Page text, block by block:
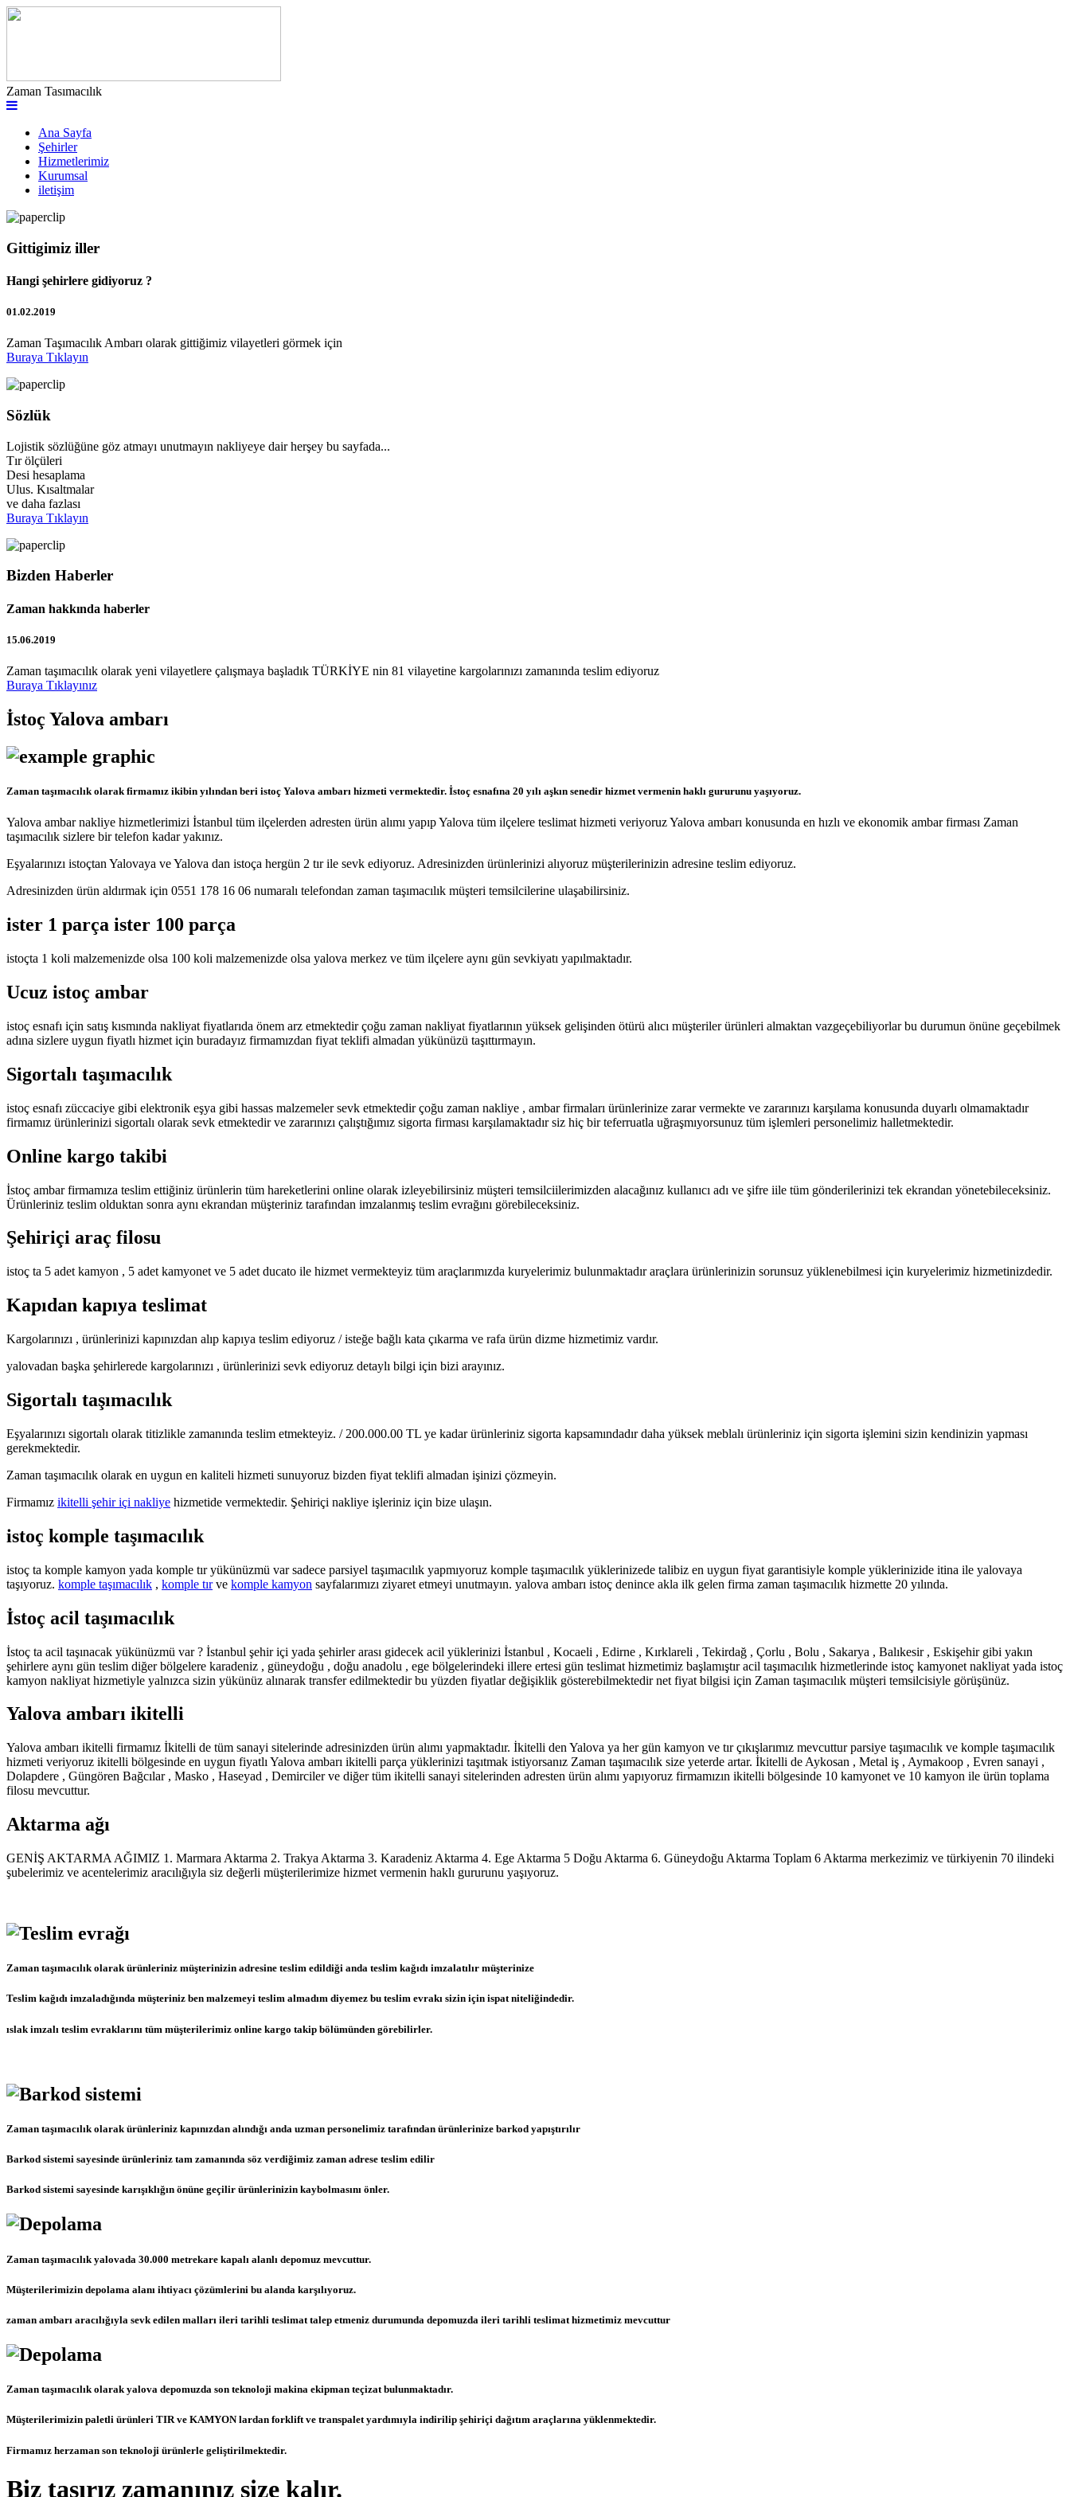
Zaman Tasımacılık
Ana Sayfa
Şehirler
Hizmetlerimiz
Kurumsal
iletişim
Gittigimiz iller
Hangi şehirlere gidiyoruz ?
01.02.2019
Zaman Taşımacılık Ambarı olarak gittiğimiz vilayetleri görmek için
Buraya Tıklayın
Sözlük
Lojistik sözlüğüne göz atmayı unutmayın nakliyeye dair herşey bu sayfada...
Tır ölçüleri
Desi hesaplama
Ulus. Kısaltmalar
ve daha fazlası
Buraya Tıklayın
Bizden Haberler
Zaman hakkında haberler
15.06.2019
Zaman taşımacılık olarak yeni vilayetlere çalışmaya başladık TÜRKİYE nin 81 vilayetine kargolarınızı zamanında teslim ediyoruz
Buraya Tıklayınız
İstoç Yalova ambarı
Zaman taşımacılık olarak firmamız ikibin yılından beri istoç Yalova ambarı hizmeti vermektedir. İstoç esnafına 20 yılı aşkın senedir hizmet vermenin haklı gururunu yaşıyoruz.
Yalova ambar nakliye hizmetlerimizi İstanbul tüm ilçelerden adresten ürün alımı yapıp Yalova tüm ilçelere teslimat hizmeti veriyoruz Yalova ambarı konusunda en hızlı ve ekonomik ambar firması Zaman
taşımacılık sizlere bir telefon kadar yakınız.
Eşyalarınızı istoçtan Yalovaya ve Yalova dan istoça hergün 2 tır ile sevk ediyoruz. Adresinizden ürünlerinizi alıyoruz müşterilerinizin adresine teslim ediyoruz.
Adresinizden ürün aldırmak için 0551 178 16 06 numaralı telefondan zaman taşımacılık müşteri temsilcilerine ulaşabilirsiniz.
ister 1 parça ister 100 parça
istoçta 1 koli malzemenizde olsa 100 koli malzemenizde olsa yalova merkez ve tüm ilçelere aynı gün sevkiyatı yapılmaktadır.
Ucuz istoç ambar
istoç esnafı için satış kısmında nakliyat fiyatlarıda önem arz etmektedir çoğu zaman nakliyat fiyatlarının yüksek gelişinden ötürü alıcı müşteriler ürünleri almaktan vazgeçebiliyorlar bu durumun önüne geçebilmek
adına sizlere uygun fiyatlı hizmet için buradayız firmamızdan fiyat teklifi almadan yükünüzü taşıttırmayın.
Sigortalı taşımacılık
istoç esnafı züccaciye gibi elektronik eşya gibi hassas malzemeler sevk etmektedir çoğu zaman nakliye , ambar firmaları ürünlerinize zarar vermekte ve zararınızı karşılama konusunda duyarlı olmamaktadır
firmamız ürünlerinizi sigortalı olarak sevk etmektedir ve zararınızı çalıştığımız sigorta firması karşılamaktadır siz hiç bir teferruatla uğraşmıyorsunuz tüm işlemleri personelimiz halletmektedir.
Online kargo takibi
İstoç ambar firmamıza teslim ettiğiniz ürünlerin tüm hareketlerini online olarak izleyebilirsiniz müşteri temsilciilerimizden alacağınız kullanıcı adı ve şifre iile tüm gönderilerinizi tek ekrandan yönetebileceksiniz.
Ürünleriniz teslim olduktan sonra aynı ekrandan müşteriniz tarafından imzalanmış teslim evrağını görebileceksiniz.
Şehiriçi araç filosu
istoç ta 5 adet kamyon , 5 adet kamyonet ve 5 adet ducato ile hizmet vermekteyiz tüm araçlarımızda kuryelerimiz bulunmaktadır araçlara ürünlerinizin sorunsuz yüklenebilmesi için kuryelerimiz hizmetinizdedir.
Kapıdan kapıya teslimat
Kargolarınızı , ürünlerinizi kapınızdan alıp kapıya teslim ediyoruz / isteğe bağlı kata çıkarma ve rafa ürün dizme hizmetimiz vardır.
yalovadan başka şehirlerede kargolarınızı , ürünlerinizi sevk ediyoruz detaylı bilgi için bizi arayınız.
Sigortalı taşımacılık
Eşyalarınızı sigortalı olarak titizlikle zamanında teslim etmekteyiz. / 200.000.00 TL ye kadar ürünleriniz sigorta kapsamındadır daha yüksek meblalı ürünleriniz için sigorta işlemini sizin kendinizin yapması
gerekmektedir.
Zaman taşımacılık olarak en uygun en kaliteli hizmeti sunuyoruz bizden fiyat teklifi almadan işinizi çözmeyin.
Firmamız ikitelli şehir içi nakliye hizmetide vermektedir. Şehiriçi nakliye işleriniz için bize ulaşın.
istoç komple taşımacılık
istoç ta komple kamyon yada komple tır yükünüzmü var sadece parsiyel taşımacılık yapmıyoruz komple taşımacılık yüklerinizede talibiz en uygun fiyat garantisiyle komple yüklerinizide itina ile yalovaya
taşıyoruz. komple taşımacılık , komple tırve komple kamyon sayfalarımızı ziyaret etmeyi unutmayın. yalova ambarı istoç denince akla ilk gelen firma zaman taşımacılık hizmette 20 yılında.
İstoç acil taşımacılık
İstoç ta acil taşınacak yükünüzmü var ? İstanbul şehir içi yada şehirler arası gidecek acil yüklerinizi İstanbul , Kocaeli , Edirne , Kırklareli , Tekirdağ , Çorlu , Bolu , Sakarya , Balıkesir , Eskişehir gibi yakın
şehirlere aynı gün teslim diğer bölgelere karadeniz , güneydoğu , doğu anadolu , ege bölgelerindeki illere ertesi gün teslimat hizmetimiz başlamıştır acil taşımacılık hizmetlerinde istoç kamyonet nakliyat yada istoç
kamyon nakliyat hizmetiyle yalnızca sizin yükünüz alınarak transfer edilmektedir bu yüzden fiyatlar değişiklik gösterebilmektedir net fiyat bilgisi için Zaman taşımacılık müşteri temsilcisiyle görüşünüz.
Yalova ambarı ikitelli
Yalova ambarı ikitelli firmamız İkitelli de tüm sanayi sitelerinde adresinizden ürün alımı yapmaktadır. İkitelli den Yalova ya her gün kamyon ve tır çıkışlarımız mevcuttur parsiye taşımacılık ve komple taşımacılık
hizmeti veriyoruz ikitelli bölgesinde en uygun fiyatlı Yalova ambarı ikitelli parça yüklerinizi taşıtmak istiyorsanız Zaman taşımacılık size yeterde artar. İkitelli de Aykosan , Metal iş , Aymakoop , Evren sanayi ,
Dolapdere , Güngören Bağcılar , Masko , Haseyad , Demirciler ve diğer tüm ikitelli sanayi sitelerinden adresten ürün alımı yapıyoruz firmamızın ikitelli bölgesinde 10 kamyonet ve 10 kamyon ile ürün toplama
filosu mevcuttur.
Aktarma ağı
GENİŞ AKTARMA AĞIMIZ 1. Marmara Aktarma 2. Trakya Aktarma 3. Karadeniz Aktarma 4. Ege Aktarma 5 Doğu Aktarma 6. Güneydoğu Aktarma Toplam 6 Aktarma merkezimiz ve türkiyenin 70 ilindeki
şubelerimiz ve acentelerimiz aracılığıyla siz değerli müşterilerimize hizmet vermenin haklı gururunu yaşıyoruz.
Zaman taşımacılık olarak ürünleriniz müşterinizin adresine teslim edildiği anda teslim kağıdı imzalatılır müşterinize
Teslim kağıdı imzaladığında müşteriniz ben malzemeyi teslim almadım diyemez bu teslim evrakı sizin için ispat niteliğindedir.
ıslak imzalı teslim evraklarını tüm müşterilerimiz online kargo takip bölümünden görebilirler.
Zaman taşımacılık olarak ürünleriniz kapınızdan alındığı anda uzman personelimiz tarafından ürünlerinize barkod yapıştırılır
Barkod sistemi sayesinde ürünleriniz tam zamanında söz verdiğimiz zaman adrese teslim edilir
Barkod sistemi sayesinde karışıklığın önüne geçilir ürünlerinizin kaybolmasını önler.
Zaman taşımacılık yalovada 30.000 metrekare kapalı alanlı depomuz mevcuttur.
Müşterilerimizin depolama alanı ihtiyacı çözümlerini bu alanda karşılıyoruz.
zaman ambarı aracılığıyla sevk edilen malları ileri tarihli teslimat talep etmeniz durumunda depomuzda ileri tarihli teslimat hizmetimiz mevcuttur
Zaman taşımacılık olarak yalova depomuzda son teknoloji makina ekipman teçizat bulunmaktadır.
Müşterilerimizin paletli ürünleri TIR ve KAMYON lardan forklift ve transpalet yardımıyla indirilip şehiriçi dağıtım araçlarına yüklenmektedir.
Firmamız herzaman son teknoloji ürünlerle geliştirilmektedir.
Biz tasırız zamanınız size kalır.